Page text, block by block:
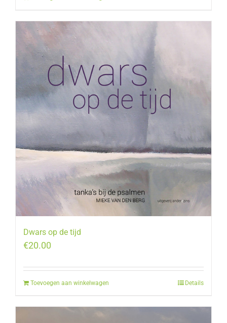
Dwars op de tijd
€20.00
Toevoegen aan winkelwagen Details